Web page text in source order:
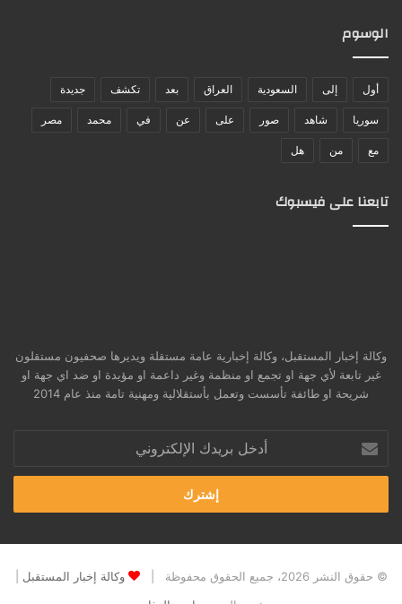
الوسوم
أول إلى السعودية العراق بعد تكشف جديدة
سوريا شاهد صور على عن في محمد مصر
مع من هل
تابعنا على فيسبوك
وكالة إخبار المستقبل، وكالة إخبارية عامة مستقلة ويديرها صحفيون مستقلون
غير تابعة لأي جهة او تجمع او منظمة وغير داعمة او مؤيدة او ضد اي جهة او
شريحة او طائفة تأسست وتعمل بأستقلالية ومهنية تامة منذ عام 2014
بريدك
الإلكتروني
© حقوق النشر 2026، جميع الحقوق محفوظة | وكالة إخبار المستقبل